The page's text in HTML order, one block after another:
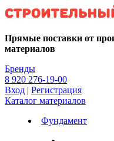
Kg
Прямые поставки от
материалов
Бренды
8 920 276-19-00
Вход | Регистрация
Каталог материалов
Фундамент